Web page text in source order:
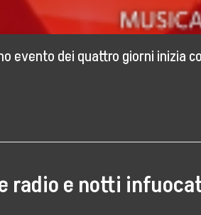
evento dei quattro giorni inizia
radio e notti